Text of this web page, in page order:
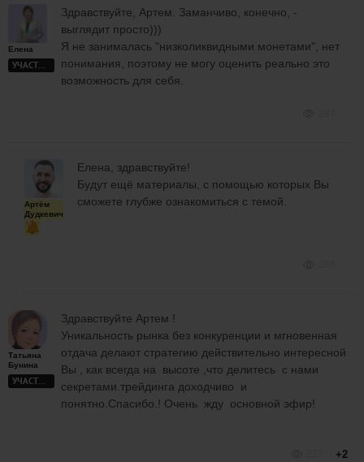
Елена
УЧАСТНИК
Здравствуйте, Артем. Заманчиво, конечно, -
выглядит просто)))
Я не занималась "низколиквидными монетами", нет
понимания, поэтому не могу оценить реально это
возможность для себя.
Артём
Дудкевич
Елена, здравствуйте!
Будут ещё материалы, с помощью которых Вы
сможете глубже ознакомиться с темой.
Татьяна
Бунина
УЧАСТНИК
Здравствуйте Артем !
Уникальность рынка без конкуренции и мгновенная
отдача делают стратегию действительно интересной
Вы , как всегда на высоте ,что делитесь с нами
секретами.трейдинга доходчиво и
понятно.Спасибо.! Очень жду основной эфир!
+2